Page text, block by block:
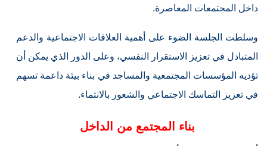
داخل المجتمعات المعاصرة.
وسلطت الجلسة الضوء على أهمية العلاقات الاجتماعية والدعم
المتبادل في تعزيز الاستقرار النفسي، وعلى الدور الذي يمكن أن
تؤديه المؤسسات المجتمعية والمساجد في بناء بيئة داعمة تسهم
في تعزيز التماسك الاجتماعي والشعور بالانتماء.
بناء المجتمع من الداخل